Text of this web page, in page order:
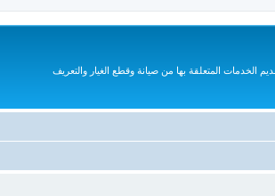
الخدمات المتعلقة بها من صيانة وقطع الغيار والتعريف